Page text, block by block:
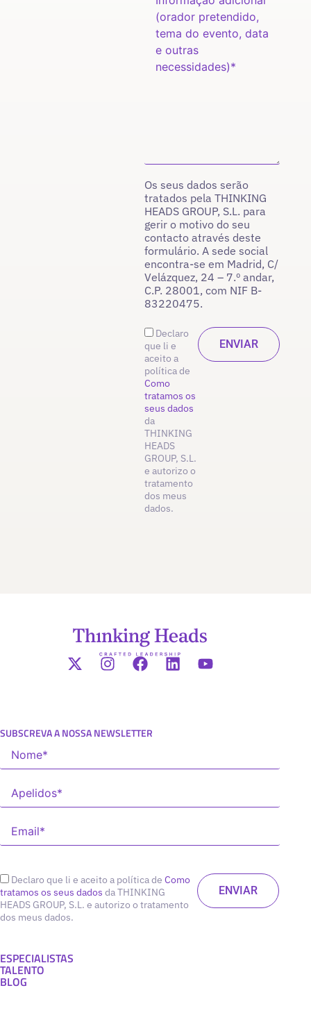
Os seus dados serão
tratados pela THINKING
HEADS GROUP, S.L. para
gerir o motivo do seu
contacto através deste
formulário. A sede social
encontra-se em Madrid, C/
Velázquez, 24 – 7.º andar,
C.P. 28001, com NIF B-
83220475.
Declaro
que li e
aceito a
política de
Como
tratamos os
seus dados
da
THINKING
HEADS
GROUP, S.L.
e autorizo o
tratamento
dos meus
dados.
SUBSCREVA A NOSSA NEWSLETTER
Declaro que li e aceito a política de Como
tratamos os seus dados da THINKING
HEADS GROUP, S.L. e autorizo o tratamento
dos meus dados.
ESPECIALISTAS
TALENTO
BLOG